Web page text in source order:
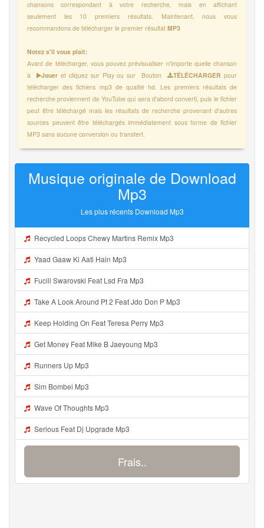
chansons correspondant à votre recherche, mais en affichant
seulement les 10 premiers résultats. Maintenant, nous vous
recommandons de télécharger le premier résultat MP3
Notez s'il vous plaît:
Avant de télécharger, vous pouvez prévisualiser n'importe quelle chanson
à
Jouer et cliquez sur Play ou sur Bouton TÉLÉCHARGERpour
télécharger des fichiers mp3 de qualité hd. Les premiers résultats de
recherche proviennent de YouTube qui sera d'abord converti, puis le fichier
peut être téléchargé mais les résultats de recherche provenant d'autres
sources peuvent être téléchargés immédiatement sous forme de fichier
MP3 sans aucune conversion ou transfert.
Musique originale de Download
Mp3
Les plus récents Download Mp3
Recycled Loops Chewy Martins Remix Mp3
Yaad Gaaw Ki Aati Hain Mp3
Fucili Swarovski Feat Lsd Fra Mp3
Take A Look Around Pt 2 Feat Jdo Don P Mp3
Keep Holding On Feat Teresa Perry Mp3
Get Money Feat Mike B Jaeyoung Mp3
Runners Up Mp3
Sim Bombei Mp3
Wave Of Thoughts Mp3
Serious Feat Dj Upgrade Mp3
Frais..